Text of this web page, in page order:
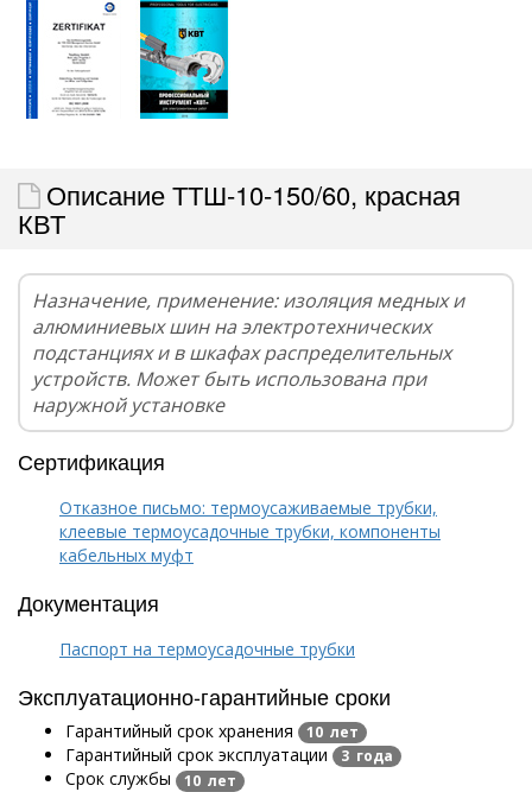
Описание ТТШ-10-150/60, красная
КВТ
Назначение, применение: изоляция медных и
алюминиевых шин на электротехнических
подстанциях и в шкафах распределительных
устройств. Может быть использована при
наружной установке
Сертификация
Отказное письмо: термоусаживаемые трубки,
клеевые термоусадочные трубки, компоненты
кабельных муфт
Документация
Паспорт на термоусадочные трубки
Эксплуатационно-гарантийные сроки
Гарантийный срок хранения 10 лет
Гарантийный срок эксплуатации 3 года
Срок службы 10 лет